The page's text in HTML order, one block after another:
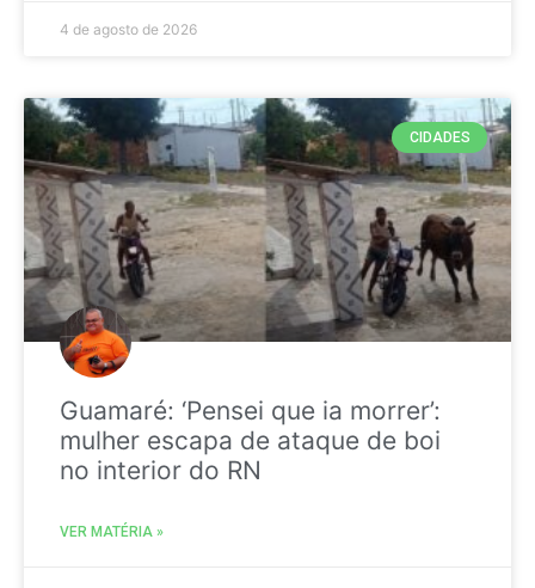
4 de agosto de 2026
CIDADES
Guamaré: ‘Pensei que ia morrer’:
mulher escapa de ataque de boi
no interior do RN
VER MATÉRIA »